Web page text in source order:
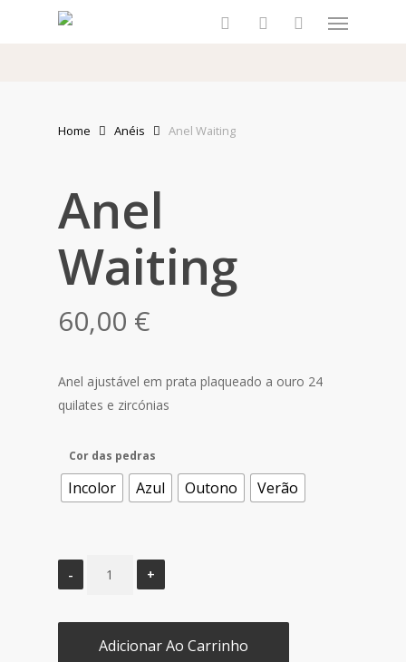
Menu
Home Anéis Anel Waiting
Anel
Waiting
60,00 €
Anel ajustável em prata plaqueado a ouro 24
quilates e zircónias
Cor das pedras
Incolor Azul Outono Verão
Adicionar Ao Carrinho